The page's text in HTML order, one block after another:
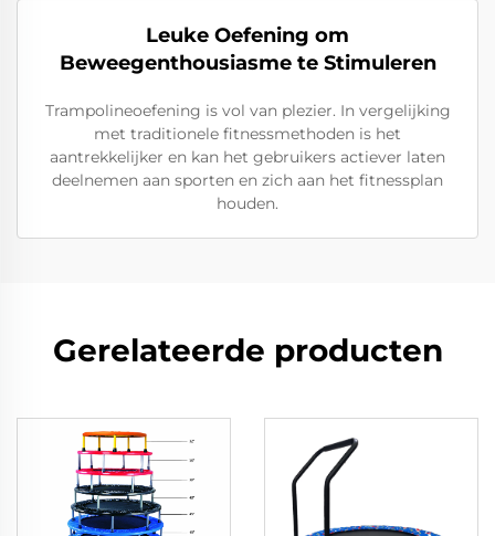
Leuke Oefening om
Beweegenthousiasme te Stimuleren
Trampolineoefening is vol van plezier. In vergelijking
met traditionele fitnessmethoden is het
aantrekkelijker en kan het gebruikers actiever laten
deelnemen aan sporten en zich aan het fitnessplan
houden.
Gerelateerde producten